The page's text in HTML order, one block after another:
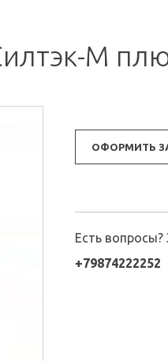
М
ОФОРМИТЬ
Есть
+79874222252